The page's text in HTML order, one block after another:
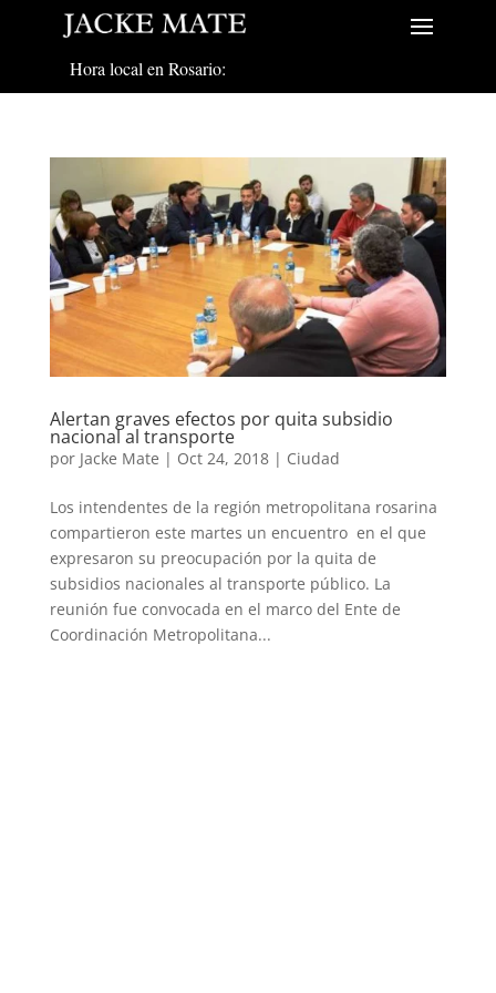
Hora local en Rosario:
Alertan graves efectos por quita subsidio
nacional al transporte
por Jacke Mate | Oct 24, 2018| Ciudad
Los intendentes de la región metropolitana rosarina
compartieron este martes un encuentro en el que
expresaron su preocupación por la quita de
subsidios nacionales al transporte público. La
reunión fue convocada en el marco del Ente de
Coordinación Metropolitana...